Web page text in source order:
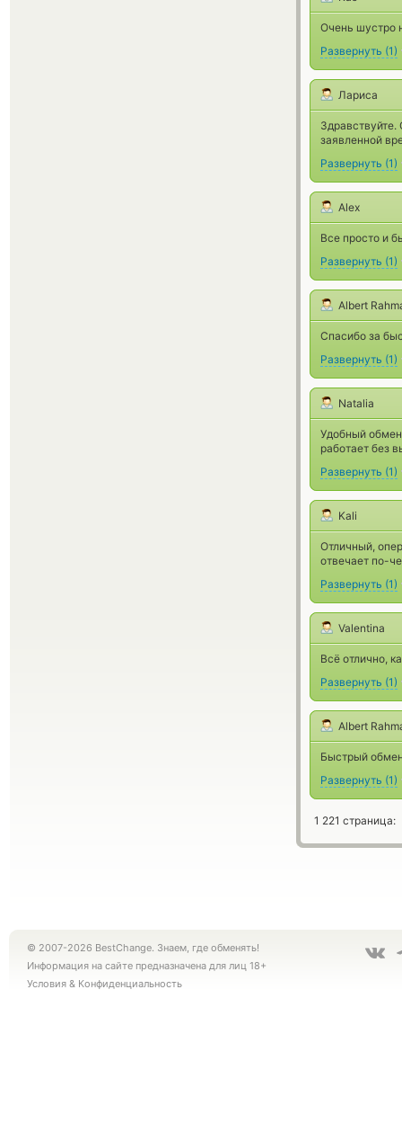
Очень шустро
Развернуть (1)
Лариса
заявленной
Развернуть (1)
Alex
Все просто и
Развернуть (1)
Albert
Спасибо за
Развернуть (1)
Natalia
Удобный
работает без
Развернуть (1)
Kali
Отличный,
отвечает по-
Развернуть (1)
Valentina
Всё отлично,
Развернуть (1)
Albert
Быстрый
Развернуть (1)
1 221 страница:
© 2007-2026 BestChange. Знаем, где обменять!
Информация на сайте предназначена для лиц 18+
Условия & Конфиденциальность